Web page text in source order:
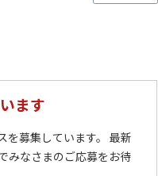
ます
を募集しています。 最新
みなさまのご応募をお待